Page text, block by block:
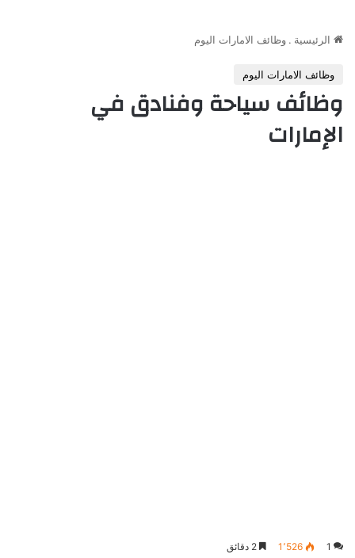
الرئيسية . وظائف الامارات اليوم
وظائف الامارات اليوم
وظائف سياحة وفنادق في
الإمارات
1 1٬526